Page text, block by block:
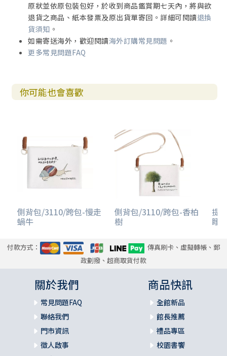
原狀並依原包裝包好，於收到商品鑑賞期七天內，將與欲
退貨之商品、紙本發票及原出貨單寄回。詳細可閱讀退換
貨須知 。
如需寄送海外，歡迎閱讀海外訂購常見問題 。
更多常見問題FAQ
你可能也會喜歡
側背包/3110/跨包-慢走
蝸牛
側背包/3110/跨包-香柏
樹
提
睡
付款方式：
傳真刷卡、虛擬轉帳、郵
政劃撥、超商取貨付款
關於我們
常見問題FAQ
聯絡我們
門市資訊
徵人啟事
商品快訊
全館新品
館長推薦
禮品專區
校園書饗